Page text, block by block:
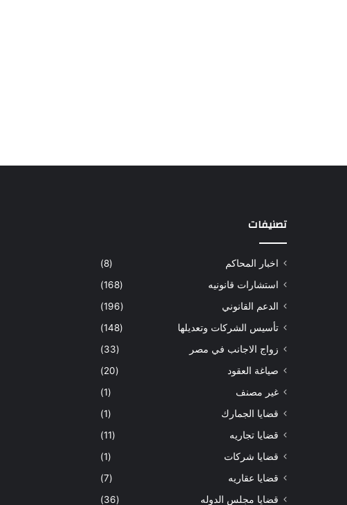
تصنيفات
اخبار المحاكم
(8)
استشارات قانونيه
(168)
الدعم القانوني
(196)
تأسيس الشركات وتعديلها
(148)
زواج الاجانب في مصر
(33)
صياغة العقود
(20)
غير مصنف
(1)
قضايا الجمارك
(1)
قضايا تجاريه
(11)
قضايا شركات
(1)
قضايا عقاريه
(7)
قضايا مجلس الدوله
(36)